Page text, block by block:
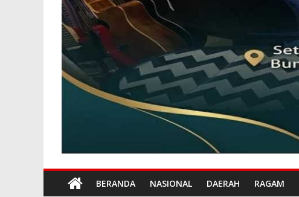
BERANDA NASIONAL DAERAH RAGAM